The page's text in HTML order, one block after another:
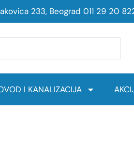
233, Beograd 011 29 20
I KANALIZACIJA